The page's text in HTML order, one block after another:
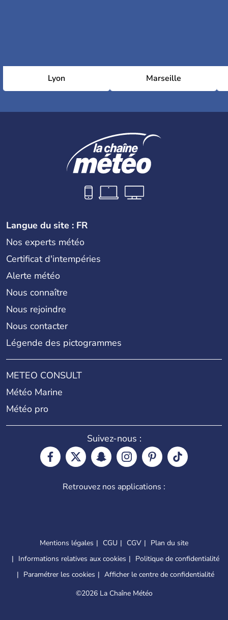
Lyon Marseille
Langue du site : FR
Nos experts météo
Certificat d'intempéries
Alerte météo
Nous connaître
Nous rejoindre
Nous contacter
Légende des pictogrammes
METEO CONSULT
Météo Marine
Météo pro
Suivez-nous :
Retrouvez nos applications :
Mentions légales CGU CGV
Plan du site
Informations relatives aux cookies
Politique de confidentialité
Paramétrer les cookies
Afficher le centre de confidentialité
©2026 La Chaîne Météo